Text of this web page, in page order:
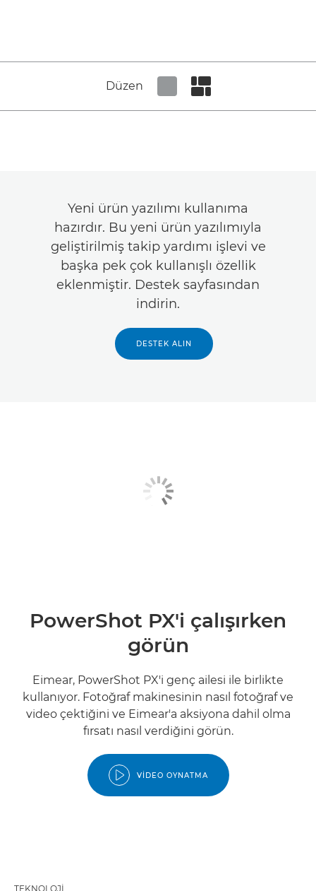
Düzen
Yeni ürün yazılımı kullanıma
hazırdır. Bu yeni ürün yazılımıyla
geliştirilmiş takip yardımı işlevi ve
başka pek çok kullanışlı özellik
eklenmiştir. Destek sayfasından
indirin.
DESTEK ALIN
PowerShot PX'i çalışırken
görün
Eimear, PowerShot PX'i genç ailesi ile birlikte
kullanıyor. Fotoğraf makinesinin nasıl fotoğraf ve
video çektiğini ve Eimear'a aksiyona dahil olma
fırsatı nasıl verdiğini görün.
VIDEO OYNATMA
TEKNOLOJİ